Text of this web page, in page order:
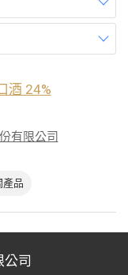
酒 24%
有限公司
產品
司